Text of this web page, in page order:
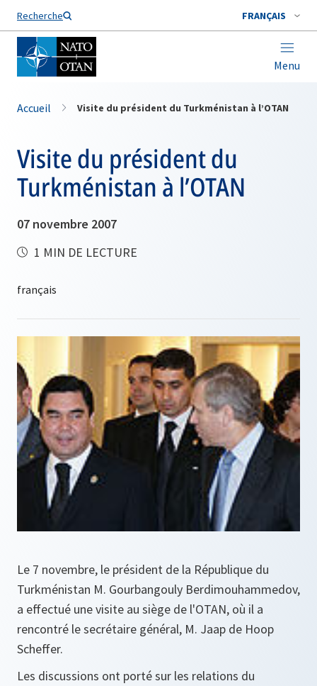
Recherche FRANÇAIS
Menu
Nom de famille*
Accueil Visite du président du Turkménistan à l’OTAN
Visite du président du
Turkménistan à l’OTAN
07 novembre 2007
1 MIN DE LECTURE
Le 7 novembre, le président de la République du
Turkménistan M. Gourbangouly Berdimouhammedov,
a effectué une visite au siège de l'OTAN, où il a
rencontré le secrétaire général, M. Jaap de Hoop
Scheffer.
Les discussions ont porté sur les relations du